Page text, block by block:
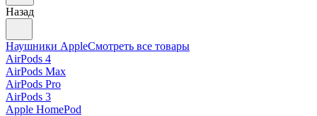
Назад
Наушники AppleСмотреть все товары
AirPods 4
AirPods Max
AirPods Pro
AirPods 3
Apple HomePod